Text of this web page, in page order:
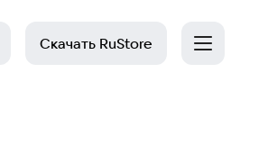
Скачать RuStore